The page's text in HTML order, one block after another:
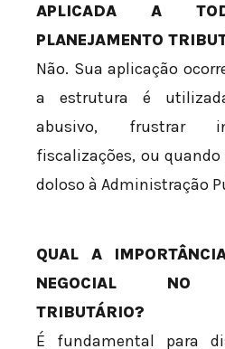
APLICADA A
PLANEJAMENTO
Não. Sua aplicação
a estrutura é
abusivo, frustrar
fiscalizações, ou
doloso à Administração
QUAL A
NEGOCIAL NO
TRIBUTÁRIO?
É fundamental para